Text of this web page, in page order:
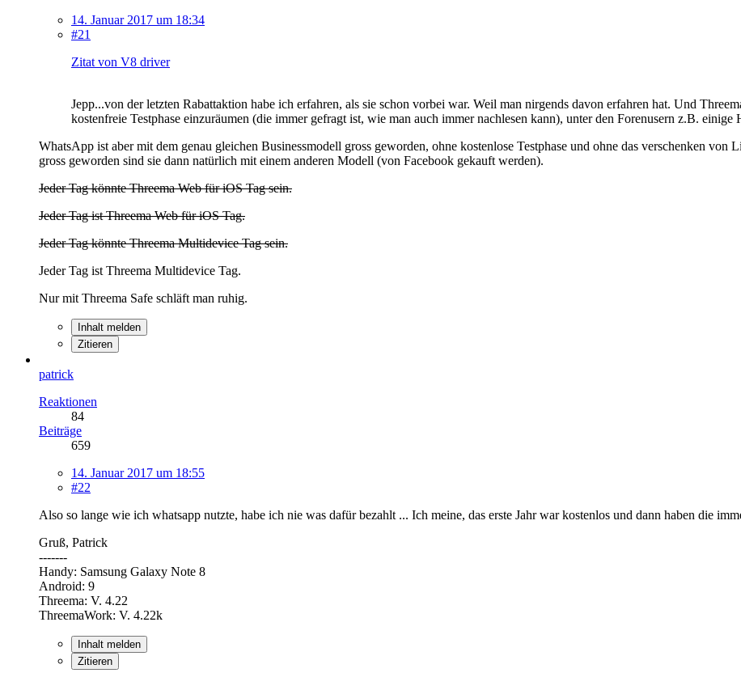
14. Januar 2017 um 18:34
#21
Zitat von V8 driver
Jepp...von der letzten Rabattaktion habe ich erfahren, als sie schon vorbei war. Weil man nirgends davon erfahren hat. Und
kostenfreie Testphase einzuräumen (die immer gefragt ist, wie man auch immer nachlesen kann), unter den Forenusern z.B.
WhatsApp ist aber mit dem genau gleichen Businessmodell gross geworden, ohne kostenlose Testphase und ohne das verschenken
gross geworden sind sie dann natürlich mit einem anderen Modell (von Facebook gekauft werden).
Jeder Tag könnte Threema Web für iOS Tag sein.
Jeder Tag ist Threema Web für iOS Tag.
Jeder Tag könnte Threema Multidevice Tag sein.
Jeder Tag ist Threema Multidevice Tag.
Nur mit Threema Safe schläft man ruhig.
Inhalt melden
Zitieren
patrick
Reaktionen
84
Beiträge
659
14. Januar 2017 um 18:55
#22
Also so lange wie ich whatsapp nutzte, habe ich nie was dafür bezahlt ... Ich meine, das erste Jahr war kostenlos und dann haben die
Gruß, Patrick
-------
Handy: Samsung Galaxy Note 8
Android: 9
Threema: V. 4.22
ThreemaWork: V. 4.22k
Inhalt melden
Zitieren